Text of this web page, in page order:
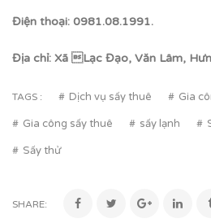
Điện thoại: 0981.08.1991.
Địa chỉ: Xã Lạc Đạo, Văn Lâm,
TAGS : Dịch vụ sấy thuê Gia
Gia công sấy thuê sấy lạnh
Sấy thử
SHARE: